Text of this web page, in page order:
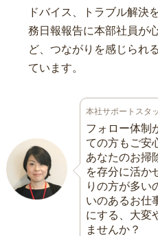
ドバイス、トラブル解決
務日報報告に本部社員が
ど、つながりを感じられ
ています。
本社サポートスタ
フォロー体制
ての方もご安
あなたのお掃
を存分に活か
りの方が多い
いのあるお仕
にする、大変
ませんか？